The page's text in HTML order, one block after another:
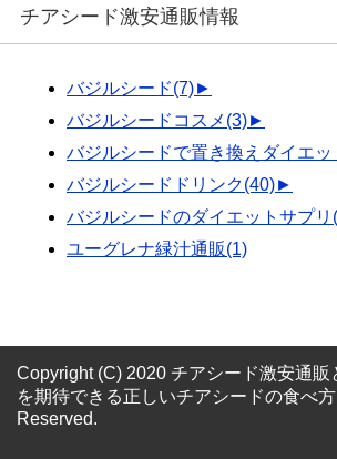
チアシード激安通販情報
バジルシード(7)►
バジルシードコスメ (3)►
バジルシードで置き換えダイエッ
バジルシードドリンク(40)►
バジルシードのダイエットサプリ
ユーグレナ緑汁通販(1)
Copyright (C) 2020 チアシード激安通販
を期待できる正しいチアシードの食べ方
Reserved.